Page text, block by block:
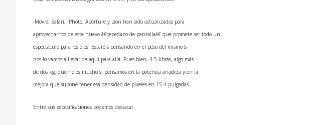
iMovie, Safari, iPhoto, Aperture y Lion han sido actualizados para
aprovecharnos de este nuevo â€œpedazo de pantallaâ€ que promete ser todo un
espectáculo para los ojos. Estaréis pensando en el peso del mismo si
nos lo vamos a llevar de aquí­ para allá. Pues bien, 4.5 libras, algo más
de dos kg, que no es mucho si pensamos en la potencia añadida y en la
mejora que supone tener esa densidad de pí­xeles en 15.4 pulgadas.
Entre sus especificaciones podemos destacar: